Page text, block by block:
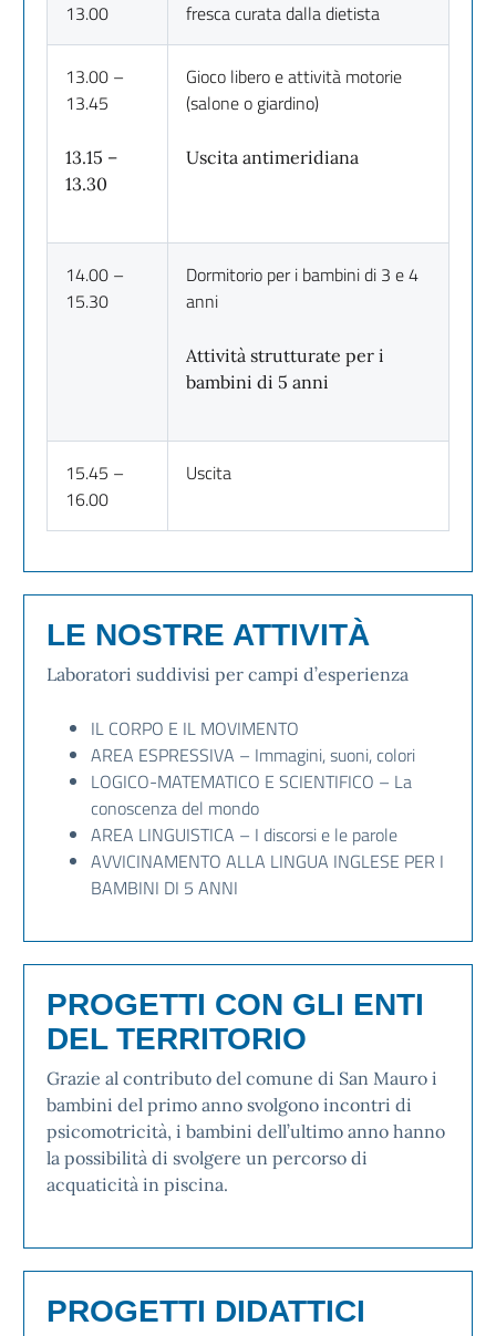
13.00 fresca curata dalla dietista
13.00 –
13.45
13.15 –
13.30
Gioco libero e attività motorie
(salone o giardino)
Uscita antimeridiana
14.00 –
15.30
Dormitorio per i bambini di 3 e 4
anni
Attività strutturate per i
bambini di 5 anni
15.45 –
16.00
Uscita
LE NOSTRE ATTIVITÀ
Laboratori suddivisi per campi d’esperienza
IL CORPO E IL MOVIMENTO
AREA ESPRESSIVA – Immagini, suoni, colori
LOGICO-MATEMATICO E SCIENTIFICO – La
conoscenza del mondo
AREA LINGUISTICA – I discorsi e le parole
AVVICINAMENTO ALLA LINGUA INGLESE PER I
BAMBINI DI 5 ANNI
PROGETTI CON GLI ENTI
DEL TERRITORIO
Grazie al contributo del comune di San Mauro i
bambini del primo anno svolgono incontri di
psicomotricità, i bambini dell’ultimo anno hanno
la possibilità di svolgere un percorso di
acquaticità in piscina.
PROGETTI DIDATTICI